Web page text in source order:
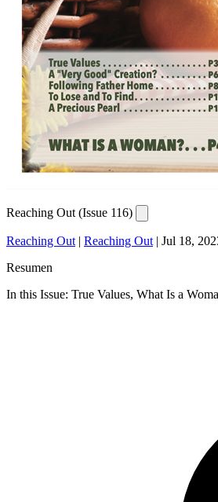
Reaching Out (Issue 116)
Reaching Out | Reaching Out | Jul 18,
Resumen
In this Issue: True Values, What Is a